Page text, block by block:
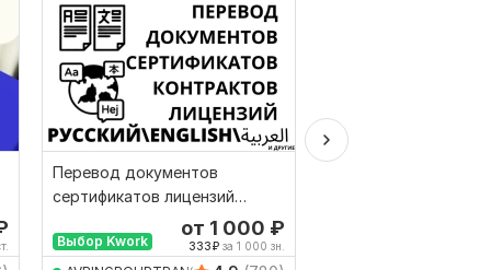
Перевод документов
сертификатов лицензий
контрактов апостилей
document
Выбор Kwork
от 1 000 ₽
333₽ за 1 000 зн.